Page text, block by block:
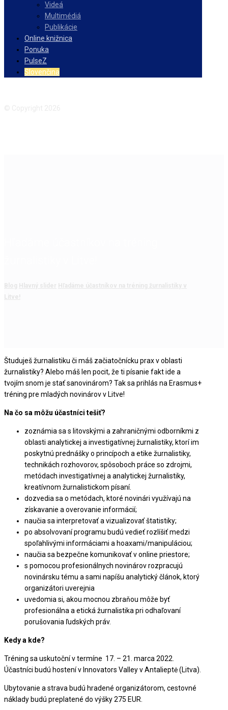
Videá
Multimédiá
Publikácie
Online knižnica
Ponuka
PulseZ
Slovenčina
Blog Hlavný slider Hľadáme účastníkov na tréning žurnalistiky v
Litve!
Študuješ žurnalistiku či máš začiatočnícku prax v oblasti
žurnalistiky? Alebo máš len pocit, že ti písanie fakt ide a
tvojím snom je stať sanovinárom? Tak sa prihlás na Erasmus+
tréning pre mladých novinárov v Litve!
Na čo sa môžu účastníci tešiť?
zoznámia sa s litovskými a zahraničnými odborníkmi z
oblasti analytickej a investigatívnej žurnalistiky, ktorí im
poskytnú prednášky o princípoch a etike žurnalistiky,
technikách rozhovorov, spôsoboch práce so zdrojmi,
metódach investigatívnej a analytickej žurnalistiky,
kreatívnom žurnalistickom písaní.
dozvedia sa o metódach, ktoré novinári využívajú na
získavanie a overovanie informácií;
naučia sa interpretovať a vizualizovať štatistiky;
po absolvovaní programu budú vedieť rozlíšiť medzi
spoľahlivými informáciami a hoaxami/manipuláciou;
naučia sa bezpečne komunikovať v online priestore;
s pomocou profesionálnych novinárov rozpracujú
novinársku tému a sami napíšu analytický článok, ktorý
organizátori uverejnia
uvedomia si, akou mocnou zbraňou môže byť
profesionálna a etická žurnalistika pri odhaľovaní
porušovania ľudských práv.
Kedy a kde?
Tréning sa uskutoční v termíne 17. – 21. marca 2022.
Účastníci budú hostení v Innovators Valley v Antalieptė (Litva).
Ubytovanie a strava budú hradené organizátorom, cestovné
náklady budú preplatené do výšky 275 EUR.